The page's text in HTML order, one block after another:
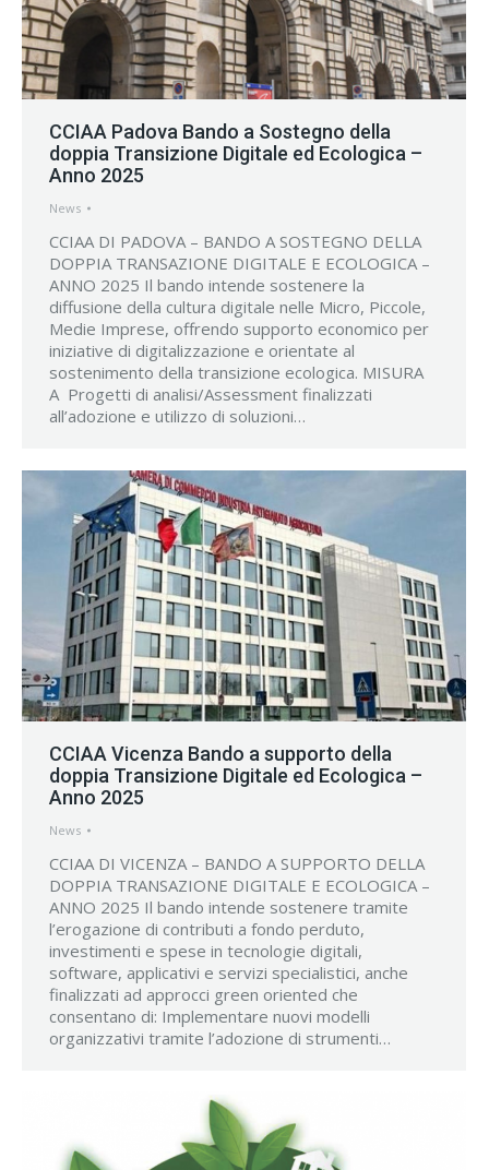
CCIAA Padova Bando a Sostegno della
doppia Transizione Digitale ed Ecologica –
Anno 2025
News
CCIAA DI PADOVA – BANDO A SOSTEGNO DELLA
DOPPIA TRANSAZIONE DIGITALE E ECOLOGICA –
ANNO 2025 Il bando intende sostenere la
diffusione della cultura digitale nelle Micro, Piccole,
Medie Imprese, offrendo supporto economico per
iniziative di digitalizzazione e orientate al
sostenimento della transizione ecologica. MISURA
A Progetti di analisi/Assessment finalizzati
all’adozione e utilizzo di soluzioni…
CCIAA Vicenza Bando a supporto della
doppia Transizione Digitale ed Ecologica –
Anno 2025
News
CCIAA DI VICENZA – BANDO A SUPPORTO DELLA
DOPPIA TRANSAZIONE DIGITALE E ECOLOGICA –
ANNO 2025 Il bando intende sostenere tramite
l’erogazione di contributi a fondo perduto,
investimenti e spese in tecnologie digitali,
software, applicativi e servizi specialistici, anche
finalizzati ad approcci green oriented che
consentano di: Implementare nuovi modelli
organizzativi tramite l’adozione di strumenti…